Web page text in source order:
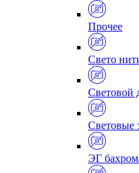
Прочее
Свето
Световой
Световые
ЭГ